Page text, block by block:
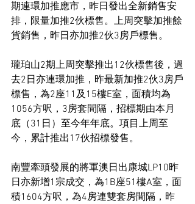
期連環加推應市，昨日發出全新銷售安
排，限量加推2伙標售。上周突擊加推餘
貨銷售，昨日亦加推2伙3房戶標售。
瓏珀山2期上周突擊推出12伙標售後，過
去2日亦連環加推，昨最新加推2伙3房戶
標售，為2座11及15樓E室，面積均為
1056方呎，3房套間隔，招標期由本月
底（31日）至今年年底。項目上周至
今，累計推出17伙招標發售。
南豐牽頭發展的將軍澳日出康城LP10昨
日亦新增1宗成交，為1B座51樓A室，面
積1604方呎，為4房連雙套房間隔，昨